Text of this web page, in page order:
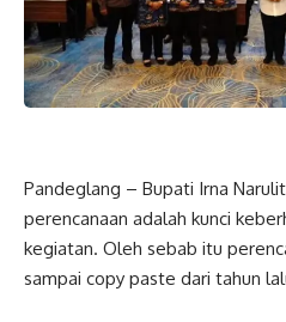
Pandeglang – Bupati Irna
perencanaan adalah kunci
kegiatan. Oleh sebab itu
sampai copy paste dari tahun